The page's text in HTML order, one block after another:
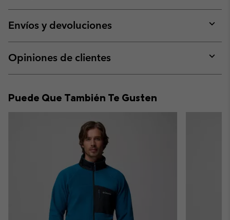
or
Envíos y devoluciones
or
Opiniones de clientes
or
Puede Que También Te Gusten